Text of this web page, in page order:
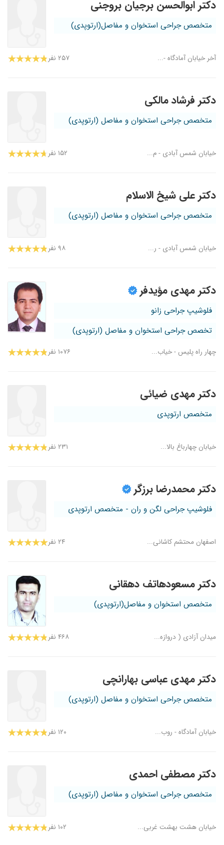
دکتر ابوالحسن برجیان بروجنی
متخصص جراحی استخوان و مفاصل(ارتوپدی)
آخر خیابان آمادگاه -... ۲۵۷ نفر
دکتر فرشاد مالکی
متخصص جراحی استخوان و مفاصل (ارتوپدی)
خیابان شمس آبادی - م... ۱۵۲ نفر
دکتر علی شیخ الاسلام
متخصص جراحی استخوان و مفاصل (ارتوپدی)
خیابان شمس آبادی - ر... ۹۸ نفر
دکتر مهدی مؤیدفر
فلوشیپ جراحی زانو
تخصص جراحی استخوان و مفاصل (ارتوپدی)
چهار راه پلیس - خیاب... ۱۰۷۶ نفر
دکتر مهدی ضیائی
متخصص ارتوپدی
خیابان چهارباغ بالا... ۲۳۱ نفر
دکتر محمدرضا برزگر
فلوشیپ جراحی لگن و ران - متخصص ارتوپدی
اصفهان محتشم کاشانی... ۲۴ نفر
دکتر مسعودهاتف دهقانی
متخصص استخوان و مفاصل(ارتوپدی)
میدان آزادی ( دروازه... ۴۶۸ نفر
دکتر مهدی عباسی بهارانچی
متخصص جراحی استخوان و مفاصل (ارتوپدی)
خیابان آمادگاه - روب... ۱۲۰ نفر
دکتر مصطفی احمدی
متخصص جراحی استخوان و مفاصل (ارتوپدی)
خیابان هشت بهشت غربی... ۱۰۲ نفر